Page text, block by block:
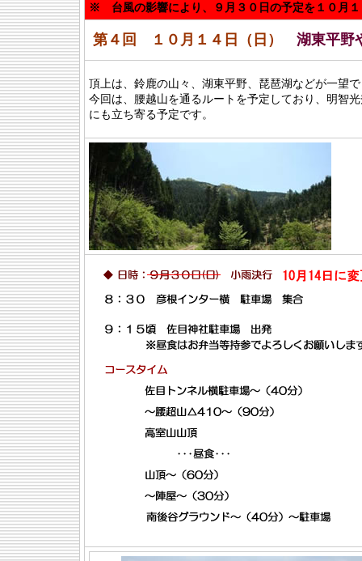
※ 台風の影響により、９月３０日の予定を１０月１
第４回 １０月１４日（日） 湖東平野
頂上は、鈴鹿の山々、湖東平野、琵琶湖などが一望
今回は、腰越山を通るルートを予定しており、明智
にも立ち寄る予定です。